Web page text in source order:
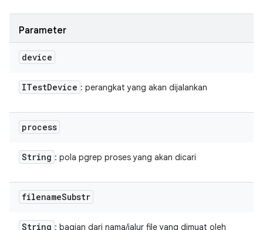
Parameter
device
ITestDevice : perangkat yang akan dijalankan
process
String : pola pgrep proses yang akan dicari
filenameSubstr
String : bagian dari nama/jalur file yang dimuat oleh